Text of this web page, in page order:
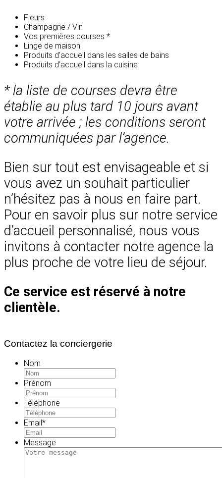
Fleurs
Champagne / Vin
Vos premières courses *
Linge de maison
Produits d’accueil dans les salles de bains
Produits d’accueil dans la cuisine
* la liste de courses devra être
établie au plus tard 10 jours avant
votre arrivée ; les conditions seront
communiquées par l’agence.
Bien sur tout est envisageable et si
vous avez un souhait particulier
n’hésitez pas à nous en faire part.
Pour en savoir plus sur notre service
d’accueil personnalisé, nous vous
invitons à contacter notre agence la
plus proche de votre lieu de séjour.
Ce service est réservé à notre
clientèle.
Contactez la conciergerie
Nom
Prénom
Téléphone
Email*
Message